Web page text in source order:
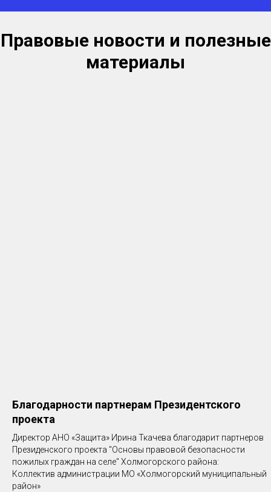
Правовые новости и полезные
материалы
Благодарности партнерам Президентского
проекта
Директор АНО «Защита» Ирина Ткачева благодарит партнеров
Президенского проекта "Основы правовой безопасности
пожилых граждан на селе" Холмогорского района:
Коллектив администрации МО «Холмогорский муниципальный
район»